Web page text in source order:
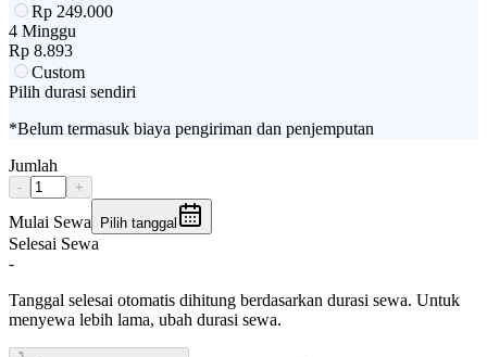
Rp 249.000
4 Minggu
Rp 8.893
Custom
Pilih durasi sendiri
*Belum termasuk biaya pengiriman dan penjemputan
Jumlah
- +
Mulai Sewa Pilih tanggal
Selesai Sewa
-
Tanggal selesai otomatis dihitung berdasarkan durasi sewa. Untuk
menyewa lebih lama, ubah durasi sewa.